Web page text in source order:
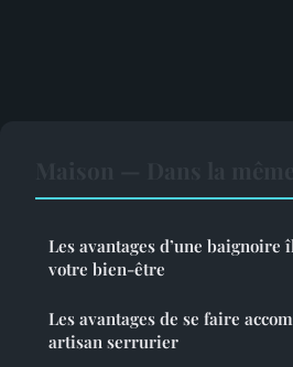
Les avantages d’une baignoire
votre bien-être
Les avantages de se faire
artisan serrurier